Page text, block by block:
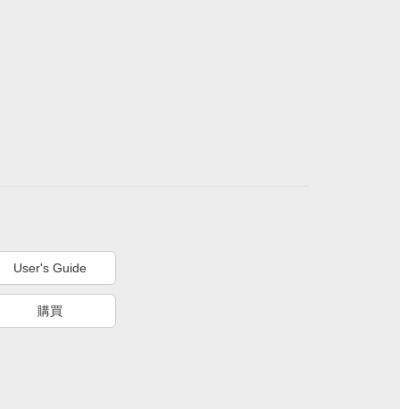
User's Guide
購買